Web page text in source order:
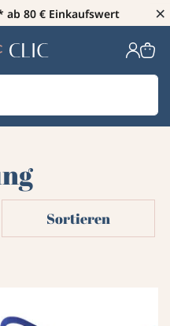
ab 80 € Einkaufswert ×
Sortieren